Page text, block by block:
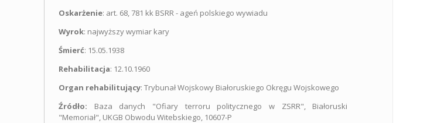
Oskarżenie: art. 68, 781 kk BSRR - ageń polskiego wywiadu
Wyrok: najwyższy wymiar kary
Śmierć: 15.05.1938
Rehabilitacja: 12.10.1960
Organ rehabilitujący: Trybunał Wojskowy Białoruskiego Okręgu Wojskowego
Źródło: Baza danych "Ofiary terroru politycznego w ZSRR", Białoruski
"Memoriał", UKGB Obwodu Witebskiego, 10607-P